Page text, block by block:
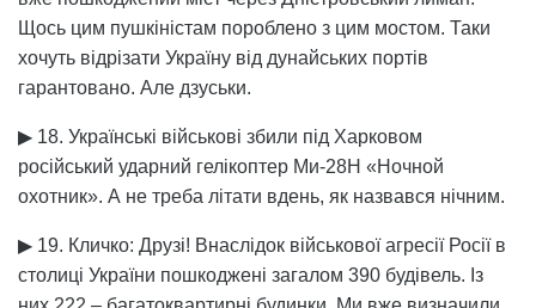
Щось цим пушкіністам пороблено з цим мостом. Таки
хочуть відрізати Україну від дунайських портів
гарантовано. Але дзуськи.
▶ 18. Українські військові збили під Харковом
російський ударний гелікоптер Ми-28Н «Ночной
охотник». А не треба літати вдень, як назвався нічним.
▶ 19. Кличко: Друзі! Внаслідок військової агресії Росії в
столиці України пошкоджені загалом 390 будівель. Із